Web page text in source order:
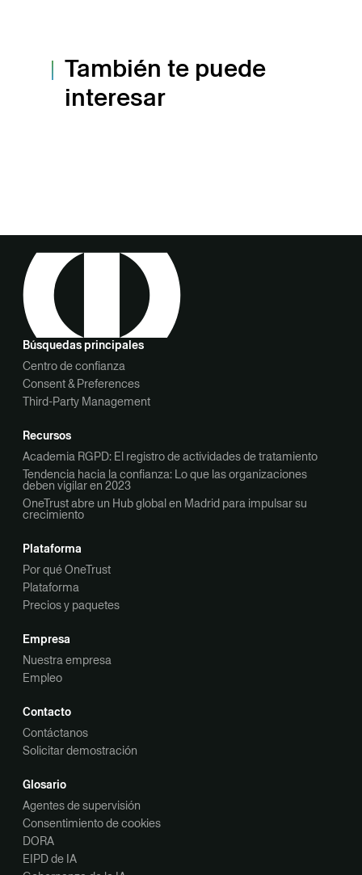
También te puede
interesar
Búsquedas principales
Centro de confianza
Consent & Preferences
Third-Party Management
Recursos
Academia RGPD: El registro de actividades de tratamiento
Tendencia hacia la confianza: Lo que las organizaciones
deben vigilar en 2023
OneTrust abre un Hub global en Madrid para impulsar su
crecimiento
Plataforma
Por qué OneTrust
Plataforma
Precios y paquetes
Empresa
Nuestra empresa
Empleo
Contacto
Contáctanos
Solicitar demostración
Glosario
Agentes de supervisión
Consentimiento de cookies
DORA
EIPD de IA